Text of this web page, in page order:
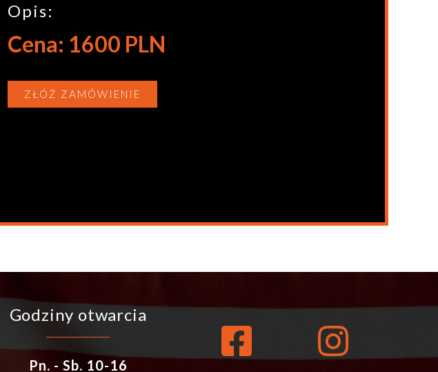
Opis:
Cena: 1600 PLN
ZŁÓŻ ZAMÓWIENIE
Godziny otwarcia
Pn. - Sb. 10-16